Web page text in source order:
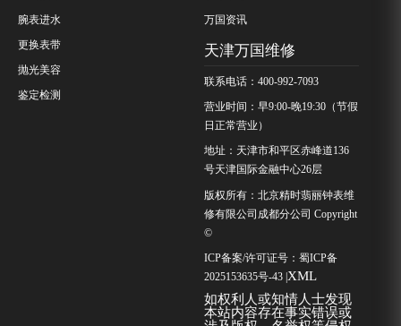
腕表进水
更换表带
抛光美容
鉴定检测
万国资讯
天津万国维修
联系电话：400-992-7093
营业时间：早9:00-晚19:30（节假
日正常营业）
地址：天津市和平区赤峰道136
号天津国际金融中心26层
版权所有：北京精时翡丽钟表维
修有限公司成都分公司 Copyright
©
ICP备案/许可证号：蜀ICP备
2025153635号-43 XML
如权利人或知情人士发现
本站内容存在事实错误或